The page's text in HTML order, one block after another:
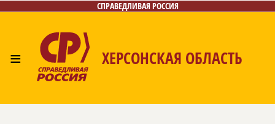
СПРАВЕДЛИВАЯ РОССИЯ
≡ ХЕРСОНСКАЯ ОБЛАСТЬ